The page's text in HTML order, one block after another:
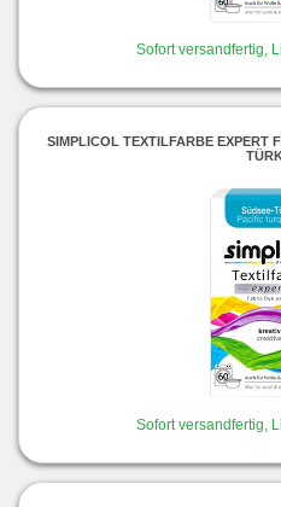
Sofort versandfertig,
SIMPLICOL TEXTILFARBE EXPERT
Sofort versandfertig,